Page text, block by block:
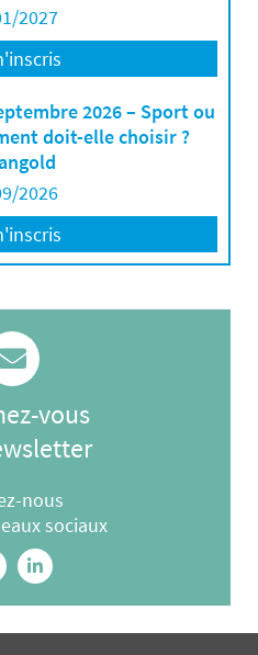
2027
2026 – Sport ou
doit-elle choisir ?
2026
vous
nous
sociaux